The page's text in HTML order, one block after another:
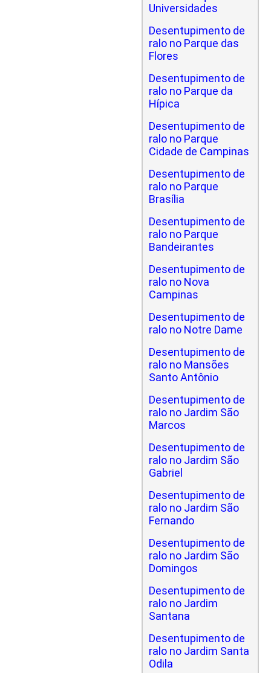
Universidades
Desentupimento de
ralo no Parque das
Flores
Desentupimento de
ralo no Parque da
Hípica
Desentupimento de
ralo no Parque
Cidade de Campinas
Desentupimento de
ralo no Parque
Brasília
Desentupimento de
ralo no Parque
Bandeirantes
Desentupimento de
ralo no Nova
Campinas
Desentupimento de
ralo no Notre Dame
Desentupimento de
ralo no Mansões
Santo Antônio
Desentupimento de
ralo no Jardim São
Marcos
Desentupimento de
ralo no Jardim São
Gabriel
Desentupimento de
ralo no Jardim São
Fernando
Desentupimento de
ralo no Jardim São
Domingos
Desentupimento de
ralo no Jardim
Santana
Desentupimento de
ralo no Jardim Santa
Odila